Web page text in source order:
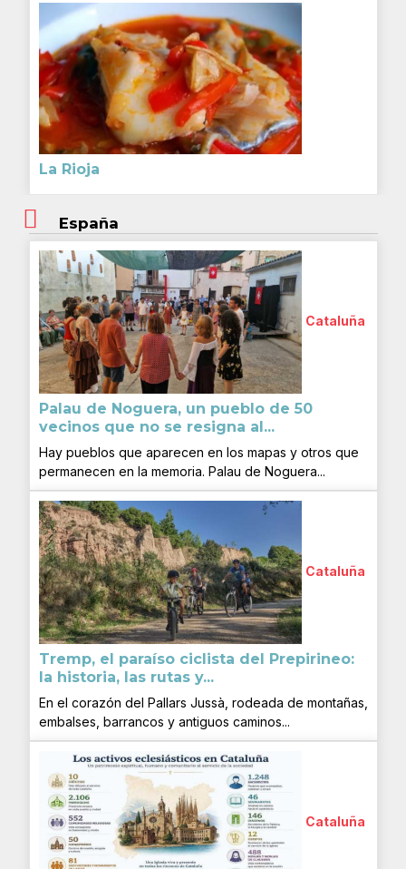
La Rioja
España
Cataluña
Palau de Noguera, un pueblo de 50
vecinos que no se resigna al...
Hay pueblos que aparecen en los mapas y otros que
permanecen en la memoria. Palau de Noguera...
Cataluña
Tremp, el paraíso ciclista del Prepirineo:
la historia, las rutas y...
En el corazón del Pallars Jussà, rodeada de montañas,
embalses, barrancos y antiguos caminos...
Cataluña